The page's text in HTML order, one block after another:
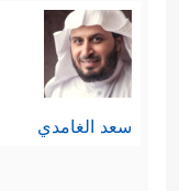
سعد الغامدي